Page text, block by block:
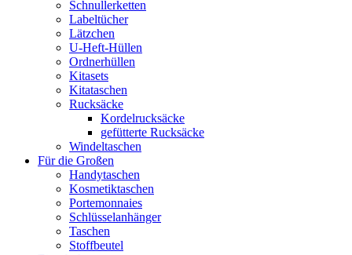
Schnullerketten
Labeltücher
Lätzchen
U-Heft-Hüllen
Ordnerhüllen
Kitasets
Kitataschen
Rucksäcke
Kordelrucksäcke
gefütterte Rucksäcke
Windeltaschen
Für die Großen
Handytaschen
Kosmetiktaschen
Portemonnaies
Schlüsselanhänger
Taschen
Stoffbeutel